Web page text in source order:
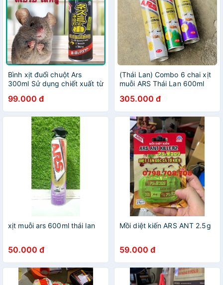
Bình xịt đuổi chuột Ars
300ml Sử dụng chiết xuất từ
99.000 đ
(Thái Lan) Combo 6 chai xịt
muỗi ARS Thái Lan 600ml
305.000 đ
xịt muỗi ars 600ml thái lan
50.000 đ
Mồi diệt kiến ARS ANT 2.5g
59.000 đ